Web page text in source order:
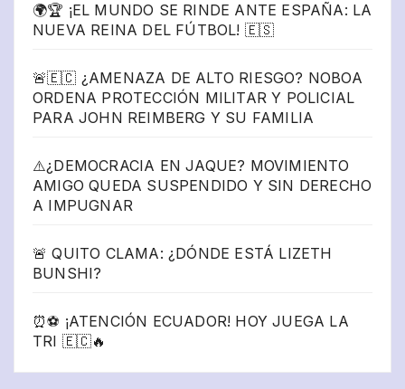
🌍🏆 ¡EL MUNDO SE RINDE ANTE ESPAÑA: LA
NUEVA REINA DEL FÚTBOL! 🇪🇸
🚨🇪🇨 ¿AMENAZA DE ALTO RIESGO? NOBOA
ORDENA PROTECCIÓN MILITAR Y POLICIAL
PARA JOHN REIMBERG Y SU FAMILIA
⚠️¿DEMOCRACIA EN JAQUE? MOVIMIENTO
AMIGO QUEDA SUSPENDIDO Y SIN DERECHO
A IMPUGNAR
🚨 QUITO CLAMA: ¿DÓNDE ESTÁ LIZETH
BUNSHI?
⏰⚽ ¡ATENCIÓN ECUADOR! HOY JUEGA LA
TRI 🇪🇨🔥